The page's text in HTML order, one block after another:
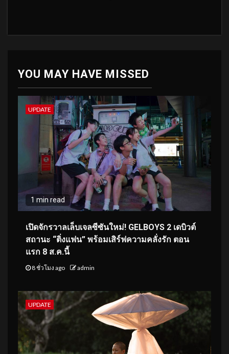
YOU MAY HAVE MISSED
UPDATE
1 min read
เปิดจักรวาลเล็บเจลซีซันใหม่! GELBOYS 2 เดบิวต์
สถานะ “ติ่งแฟน” พร้อมเสิร์ฟความคลั่งรัก ตอน
แรก 8 ส.ค.นี้
8 ชั่วโมง ago admin
UPDATE